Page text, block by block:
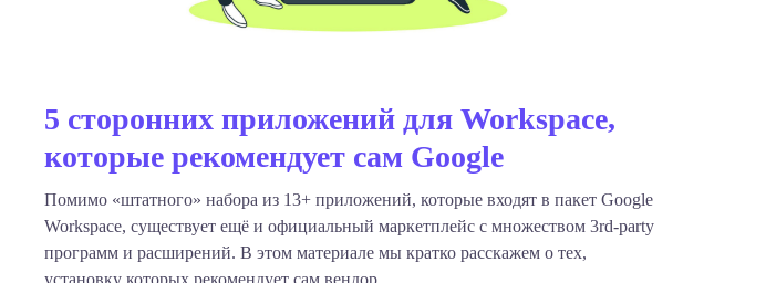
5 сторонних приложений для Workspace,
которые рекомендует сам Google
Помимо «штатного» набора из 13+ приложений, которые входят в пакет Google
Workspace, существует ещё и официальный маркетплейс с множеством 3rd-party
программ и расширений. В этом материале мы кратко расскажем о тех,